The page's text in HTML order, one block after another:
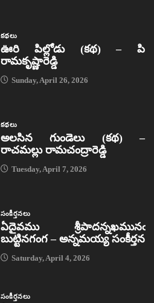
కథలు
ఊరి పిల్లోడు (కథ) – పి
రామకృష్ణారెడ్డి
Sunday, April 26, 2026
కథలు
అలసిన గుండెలు (కథ) –
రాచమల్లు రామచంద్రారెడ్డి
Tuesday, April 7, 2026
సంకీర్తనలు
ఏదైవము శ్రీపాదన్నఖమునఁ
బుట్టినగంగ – అన్నమయ్య సంకీర్తన
Saturday, April 4, 2026
సంకీర్తనలు